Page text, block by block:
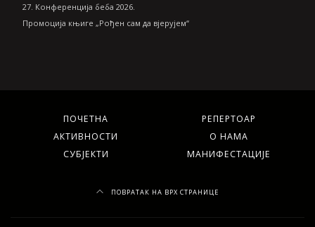
27. Конференција беба 2026.
Промоција књиге „Рођен сам да вјерујем“
ПОЧЕТНА
РЕПЕРТОАР
АКТИВНОСТИ
О НАМА
СУБЈЕКТИ
МАНИФЕСТАЦИЈЕ
ПОВРАТАК НА ВРХ СТРАНИЦЕ